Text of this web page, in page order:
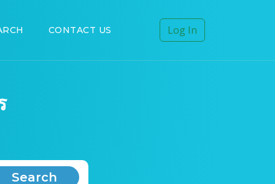
CONTACT US Log In
Search